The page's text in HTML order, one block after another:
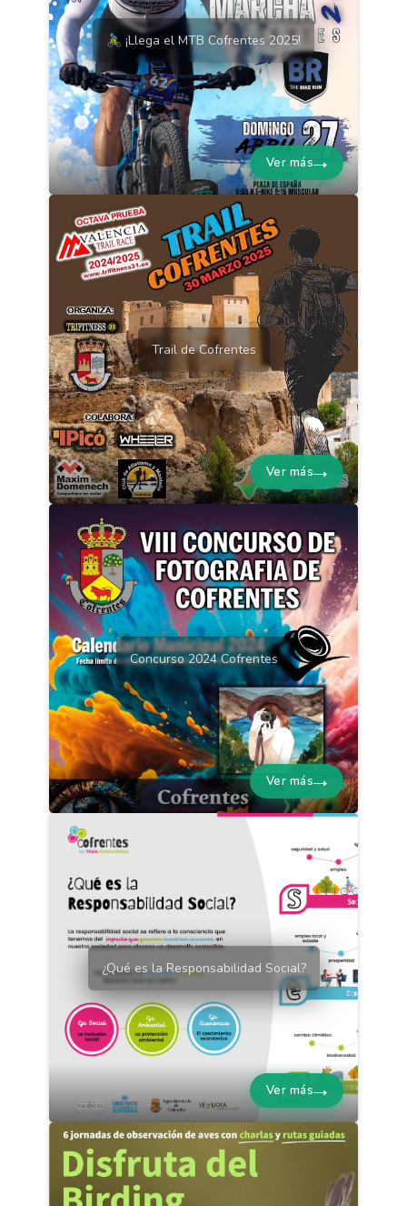
🚴‍♂️ ¡Llega el MTB Cofrentes 2025!
Ver más
Trail de Cofrentes
Ver más
Concurso 2024 Cofrentes
Ver más
¿Qué es la Responsabilidad Social?
Ver más